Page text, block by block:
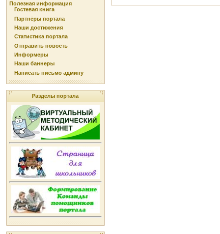
Полезная информация
Гостевая книга
Партнёры портала
Наши достижения
Статистика портала
Отправить новость
Информеры
Наши баннеры
Написать письмо админу
Разделы портала